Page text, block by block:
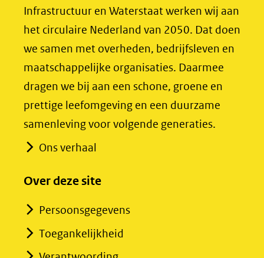
nieuw
naar
een
andere
website)
nieuw
naar
een
andere
website)
Infrastructuur en Waterstaat werken wij aan
het circulaire Nederland van 2050. Dat doen
we samen met overheden, bedrijfsleven en
maatschappelijke organisaties. Daarmee
dragen we bij aan een schone, groene en
prettige leefomgeving en een duurzame
samenleving voor volgende generaties.
Ons verhaal
Over deze site
Persoonsgegevens
Toegankelijkheid